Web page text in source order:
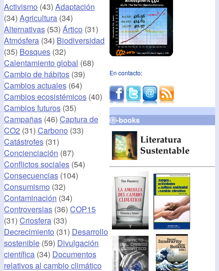
Activismo (43) Adaptación
(34) Agricultura (34)
Alternativas (53) Ártico (31)
Atmósfera (34) Biodiversidad
(35) Bosques (32)
Calentamiento global (68)
Cambio de hábitos (39)
Cambios actuales (64)
Cambios ecosistémicos (40)
Cambios futuros (35)
Campañas (46) Captura de
CO2 (31) Carbono (33)
Catástrofes (31)
Concienciación (87)
Conflictos sociales (54)
Consecuencias (104)
Consumismo (32)
Contaminación (34)
Controversias (36) COP15
(31) Criosfera (33)
Decrecimiento (31) Desarrollo
sostenible (59) Divulgación
científica (34) Documentos
relativos al cambio climático
En contacto:
ⓔ-books